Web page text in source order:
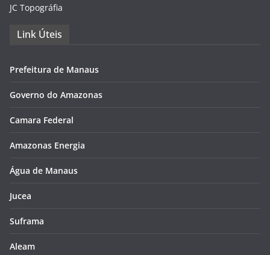
JC Topográfia
Link Úteis
Prefeitura de Manaus
Governo do Amazonas
Camara Federal
Amazonas Energia
Água de Manaus
Jucea
Suframa
Aleam